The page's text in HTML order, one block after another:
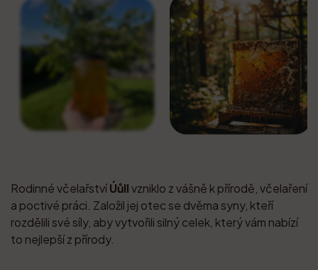
Rodinné včelařstvíÚůllvzniklo z vášně k přírodě, včelaření
a poctivé práci. Založil jej otec se dvěma syny, kteří
rozdělili své síly, aby vytvořili silný celek, který vám nabízí
to nejlepší z přírody.